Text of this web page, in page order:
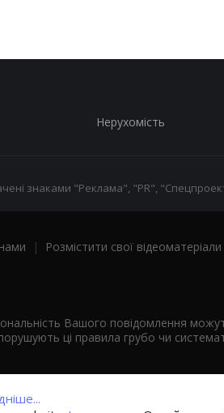
Нерухомість
знаками "Реклама", "PR",
| Розмістити свої відеоматеріали
Вашого повідомлення
ці правила грубо чи